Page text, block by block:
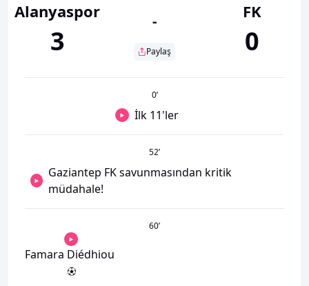
Alanyaspor
3
-
Paylaş
FK
0
0’
İlk 11'ler
52’
Gaziantep FK savunmasından kritik
müdahale!
60’
Famara Diédhiou